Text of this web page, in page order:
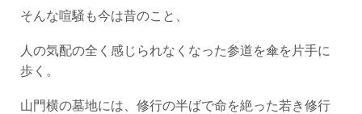
そんな喧騒も今は昔のこと、
人の気配の全く感じられなくなった参道を傘を片手に
歩く。
山門横の墓地には、修行の半ばで命を絶った若き修行